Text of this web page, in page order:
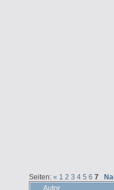
Seiten: « 1 2 3 4 5 6 7